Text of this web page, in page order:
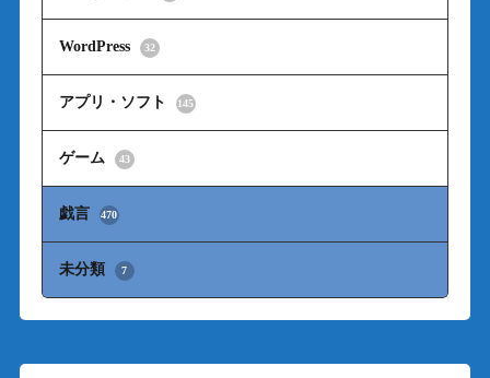
WordPress 32
アプリ・ソフト 145
ゲーム 43
戯言 470
未分類 7